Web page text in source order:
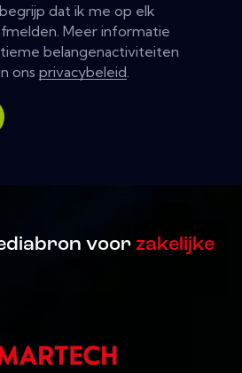
dat ik me op elk
Meer informatie
belangenactiviteiten
onsprivacybeleid
voor zakelijke